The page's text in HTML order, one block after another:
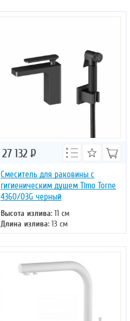
Смеситель для раковины с
гигиеническим душем Timo Torne
4360/03G черный
Высота излива: 11 см
Длина излива: 13 см
Монтаж: на раковину
Тип излива: литой
Цвет смесителя: черный
27 132 Р